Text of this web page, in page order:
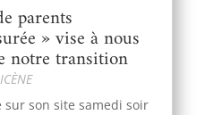
parents
» vise à nous
notre transition
sur son site samedi soir